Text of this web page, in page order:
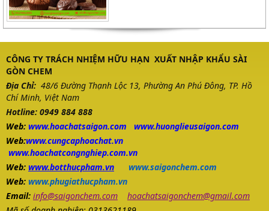
CÔNG TY TRÁCH NHIỆM HỮU HẠN XUẤT NHẬP KHẨU SÀI
GÒN CHEM
Địa Chỉ: 48/6 Đường Thạnh Lộc 13, Phường An Phú Đông, TP. Hồ
Chí Minh, Việt Nam
Hotline: 0949 884 888
Web: www.hoachatsaigon.com
www.huonglieusaigon.com
Web:www.cungcaphoachat.vn
www.hoachatcongnghiep.com.vn
Web: www.botthucpham.vn
www.saigonchem.com
Web: www.phugiathucpham.vn
Email: info@saigonchem.com
hoachatsaigonchem@gmail.com